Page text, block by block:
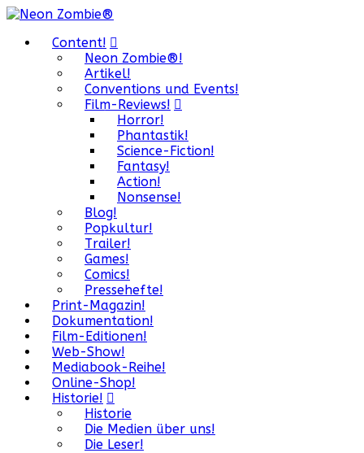
Content!
Neon Zombie®!
Artikel!
Conventions und Events!
Film-Reviews!
Horror!
Phantastik!
Science-Fiction!
Fantasy!
Action!
Nonsense!
Blog!
Popkultur!
Trailer!
Games!
Comics!
Pressehefte!
Print-Magazin!
Dokumentation!
Film-Editionen!
Web-Show!
Mediabook-Reihe!
Online-Shop!
Historie!
Historie
Die Medien über uns!
Die Leser!